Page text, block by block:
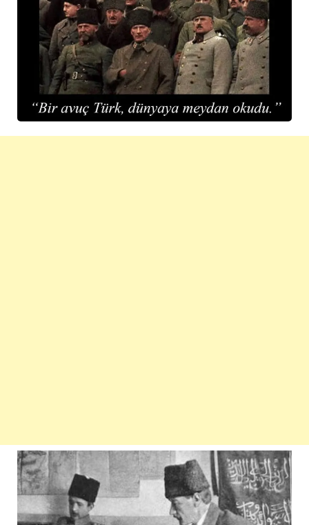
“ZAFER
BENİMDİR”
DİYEBİLENİNDİR”
için